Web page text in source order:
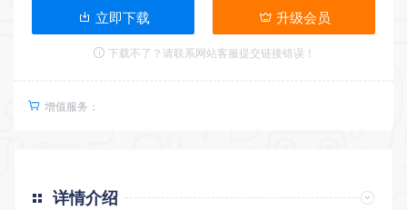
立即下载 升级会员
下载不了？请联系网站客服提交链接错误！
增值服务：
详情介绍